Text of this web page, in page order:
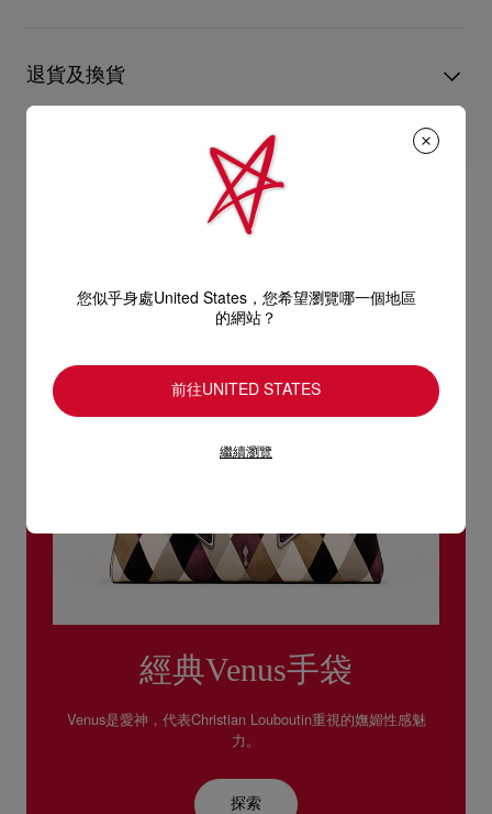
UPS標準服務：3至6個工作天內免費送貨
UPS特快專遞：費用為15英鎊，1至3個工作天內送貨（限下午4
點(GMT+1時間)前下單）
包裹於星期一至五派送，必須簽收。
估計送貨時間由發貨日期起計算。
部分地區可能需要額外的送貨時間。
退貨及換貨
送貨日期起計30天內可以免費退換。
換貨視乎產品存貨而定，請聯絡客戶服務專員。
專門店恕不處理退貨或換貨要求。
退回的產品必須完好無損，紅鞋底亦沒有任何污漬。
經典Venus手袋
Venus是愛神，代表Christian Louboutin重視的嫵媚性感魅
力。
探索
您似乎身處United States，您希望瀏覽哪一個地區
的網站？
前往UNITED STATES
繼續瀏覽